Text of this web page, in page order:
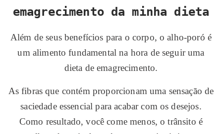
emagrecimento da minha dieta
Além de seus benefícios para o corpo, o alho-poró é
um alimento fundamental na hora de seguir uma
dieta de emagrecimento.
As fibras que contém proporcionam uma sensação de
saciedade essencial para acabar com os desejos.
Como resultado, você come menos, o trânsito é